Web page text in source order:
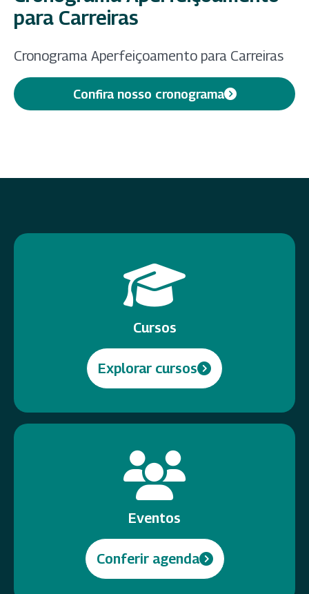
para Carreiras
Cronograma Aperfeiçoamento para Carreiras
Confira nosso cronograma
Cursos
Explorar cursos
Eventos
Conferir agenda